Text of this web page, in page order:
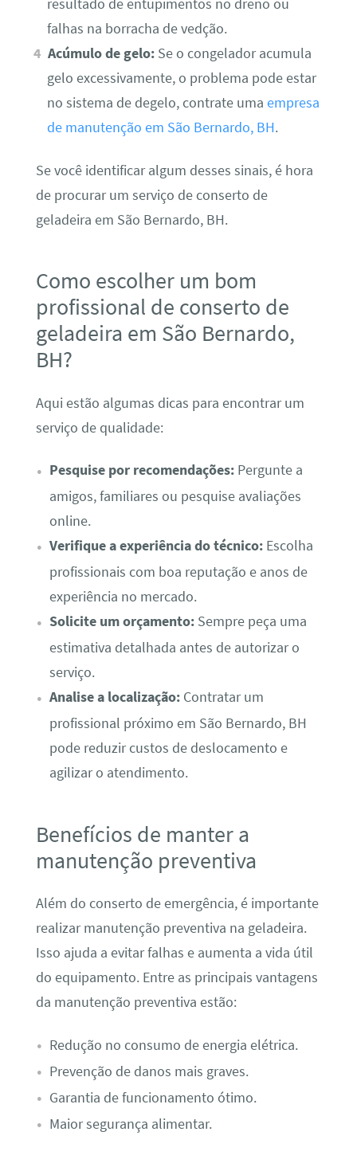
resultado de entupimentos no dreno ou
falhas na borracha de vedção.
Acúmulo de gelo: Se o congelador acumula
gelo excessivamente, o problema pode estar
no sistema de degelo, contrate uma empresa
de manutenção em São Bernardo, BH.
Se você identificar algum desses sinais, é hora
de procurar um serviço de conserto de
geladeira em São Bernardo, BH.
Como escolher um bom
profissional de conserto de
geladeira em São Bernardo,
BH?
Aqui estão algumas dicas para encontrar um
serviço de qualidade:
Pesquise por recomendações:Pergunte a
amigos, familiares ou pesquise avaliações
online.
Verifique a experiência do técnico:Escolha
profissionais com boa reputação e anos de
experiência no mercado.
Solicite um orçamento:Sempre peça uma
estimativa detalhada antes de autorizar o
serviço.
Analise a localização:Contratar um
profissional próximo em São Bernardo, BH
pode reduzir custos de deslocamento e
agilizar o atendimento.
Benefícios de manter a
manutenção preventiva
Além do conserto de emergência, é importante
realizar manutenção preventiva na geladeira.
Isso ajuda a evitar falhas e aumenta a vida útil
do equipamento. Entre as principais vantagens
da manutenção preventiva estão:
Redução no consumo de energia elétrica.
Prevenção de danos mais graves.
Garantia de funcionamento ótimo.
Maior segurança alimentar.